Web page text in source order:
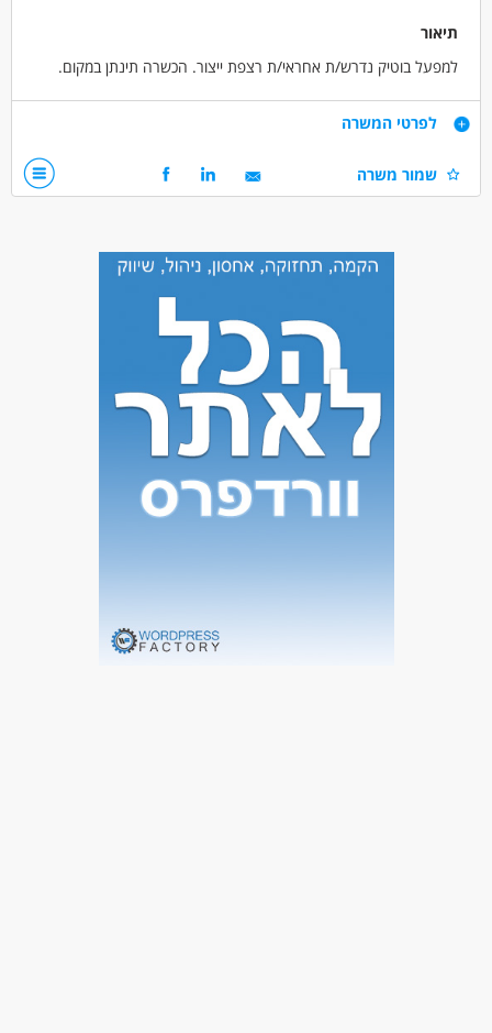
תיאור
למפעל בוטיק נדרש/ת אחראי/ת רצפת ייצור. הכשרה תינתן במקום.
דרישות
חריצות, עקביות, ראש פתוח ללמוד, גישה טכנית
עבודה ללא ניסיון
עבודה מיידית
לפרטי המשרה
שמור משרה